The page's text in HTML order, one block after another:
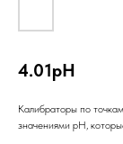
4.01pH
Калибраторы по
значениями pH,